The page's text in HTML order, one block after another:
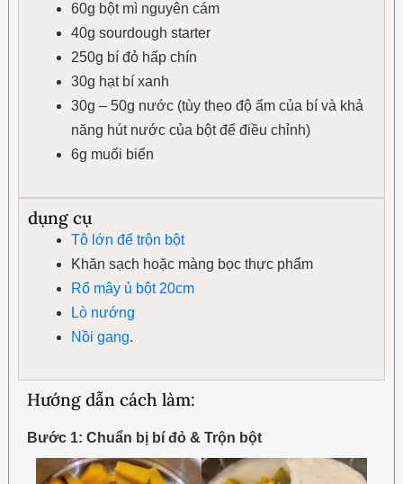
60g bột mì nguyên cám
40g sourdough starter
250g bí đỏ hấp chín
30g hạt bí xanh
30g – 50g nước (tùy theo độ ẩm của bí và khả
năng hút nước của bột để điều chỉnh)
6g muối biển
dụng cụ
Tô lớn để trộn bột
Khăn sạch hoặc màng bọc thực phẩm
Rổ mây ủ bột 20cm
Lò nướng
Nồi gang.
Hướng dẫn cách làm:
Bước 1: Chuẩn bị bí đỏ & Trộn bột